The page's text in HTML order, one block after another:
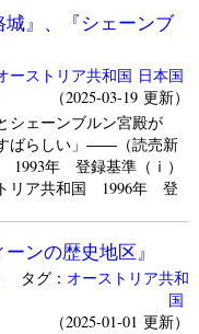
城』、『シェーンブ
ーストリア共和国 日本国
（2025-03-19 更新）
ェーンブルン宮殿が
ばらしい」――（読売新
1993年 登録基準（ⅰ）
トリア共和国 1996年 登
ンの歴史地区』
グ： オーストリア共和
国
（2025-01-01 更新）